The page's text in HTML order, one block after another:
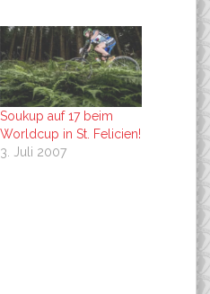
Soukup auf 17 beim
Worldcup in St. Felicien!
3. Juli 2007